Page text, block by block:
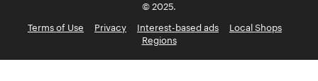
© 2025.
Terms of Use
Privacy Interest-based ads
Local Shops
Regions